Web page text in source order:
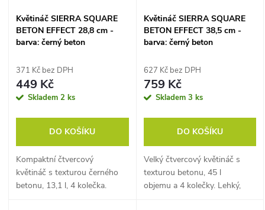
p
o
d
u
k
s
p
o
u
k
Květináč SIERRA SQUARE
BETON EFFECT 28,8 cm -
barva: černý beton
371 Kč bez DPH
449 Kč
Skladem 2 ks
DO KOŠÍKU
Kompaktní čtvercový
květináč s texturou černého
betonu, 13,1 l, 4 kolečka.
Květináč SIERRA SQUARE
BETON EFFECT 38,5 cm -
barva: černý beton
627 Kč bez DPH
759 Kč
Skladem 3 ks
DO KOŠÍKU
Velký čtvercový květináč s
texturou betonu, 45 l
objemu a 4 kolečky. Lehký,